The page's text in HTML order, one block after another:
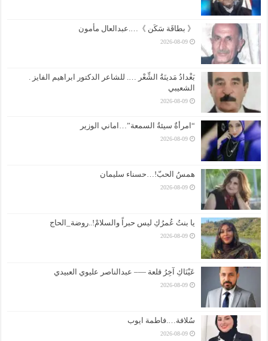
《 بطاقَة سَكَن 》….عبدالعال مأمون
2026-08-09
بَغْدادُ مَدينَةُ الشِّعْر …. للشاعر الدكتور ابراهيم الفايز .
الشعيبي
2026-08-09
“امرأةٌ سيئةُ السمعة”…اماني الوزير
2026-08-09
همسُ الحبّ!…حسناء سليمان
2026-08-09
يا بنتُ عُمرُكِ ليس حبراً والسلامْ!..روضة_الحاج
2026-08-09
عَيْنَاكِ آخِرُ قلعة —– عبدالناصر عليوي العبيدي
2026-08-09
سُلافة….فاطمة ايوب
2026-08-09